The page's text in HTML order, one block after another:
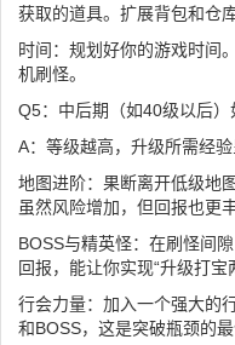
获取的道具。扩展背包和仓
时间：规划好你的游戏时间
机刷怪。
Q5：中后期（如40级以后）
A：等级越高，升级所需经
地图进阶：果断离开低级地
虽然风险增加，但回报也更丰
BOSS与精英怪：在刷怪间
回报，能让你实现“升级打宝
行会力量：加入一个强大的
和BOSS，这是突破瓶颈的最